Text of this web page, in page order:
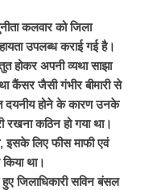
कलवार को जिला
उपलब्ध कराई गई है।
होकर अपनी व्यथा साझा
कैंसर जैसी गंभीर बीमारी से
दयनीय होने के कारण उनके
रखना कठिन हो गया था।
इसके लिए फीस माफी एवं
था।
जिलाधिकारी सविन बंसल